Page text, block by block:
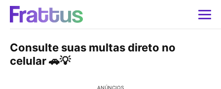
Consulte suas multas direto no
celular 🚗💡
ANÚNCIOS